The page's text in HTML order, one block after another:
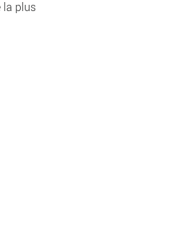
la plus